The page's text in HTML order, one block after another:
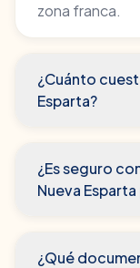
zona franca.
¿Cuánto
Esparta?
¿Es seguro
Nueva
¿Qué